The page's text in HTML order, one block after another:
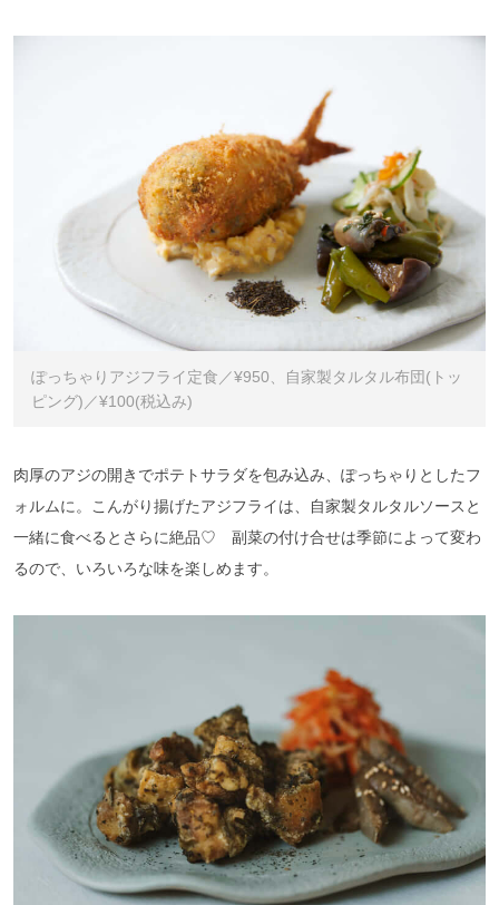
ぽっちゃりアジフライ定食／¥950、自家製タルタル布団(トッ
ピング)／¥100(税込み)
肉厚のアジの開きでポテトサラダを包み込み、ぽっちゃりとしたフ
ォルムに。こんがり揚げたアジフライは、自家製タルタルソースと
一緒に食べるとさらに絶品♡ 副菜の付け合せは季節によって変わ
るので、いろいろな味を楽しめます。